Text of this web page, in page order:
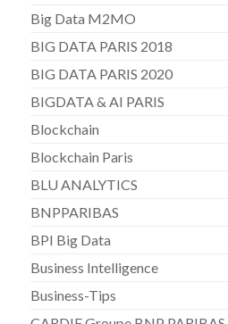
Big Data M2MO
BIG DATA PARIS 2018
BIG DATA PARIS 2020
BIGDATA & AI PARIS
Blockchain
Blockchain Paris
BLU ANALYTICS
BNPPARIBAS
BPI Big Data
Business Intelligence
Business-Tips